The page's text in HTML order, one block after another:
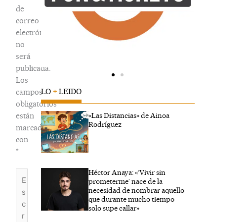
de
correo
electrónico
no
será
publicada.
Los
campos
obligatorios
están
marcados
con
*
aquí...
LO +LEIDO
«Las Distancias» de Ainoa
Rodríguez
Héctor Anaya: «‘Vivir sin
prometerme’ nace de la
necesidad de nombrar aquello
que durante mucho tiempo
solo supe callar»